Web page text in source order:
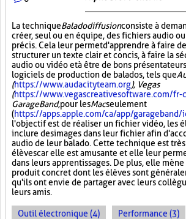
La techniqueBaladodiffusionconsiste à
créer, seul ou en équipe, des fichiers audio
précis. Cela leur permet d'apprendre à faire
structurer un texte clair et concis, à faire la
audio ou vidéo et à être de bons
logiciels de production de balados, tels que
(https://www.audacityteam.org), Vegas
(https://www.vegascreativesoftware.com/fr-
GarageBand,pour lesMacseulement
(https://apps.apple.com/ca/app/garageband/
l'objectif est de réaliser un fichier vidéo, les
inclure des images dans leur fichier afin
audio de leur balado. Cette technique est
élèves car elle est amusante et elle leur
dans leurs apprentissages. De plus, elle
produit concret dont les élèves sont
qu'ils ont envie de partager avec leurs
leurs amis.
Outil électronique (4) Performance (3)